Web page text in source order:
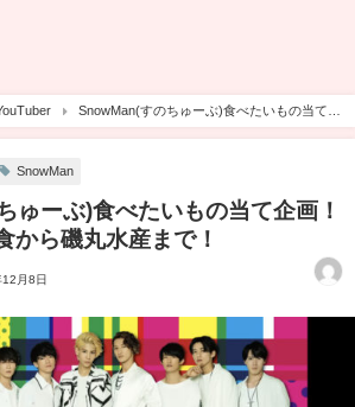
SnowMan(すのちゅーぶ)食べたいもの当て企
丸水産まで！
SnowMan
ゅーぶ)食べたいもの当て企画！
から磯丸水産まで！
月8日